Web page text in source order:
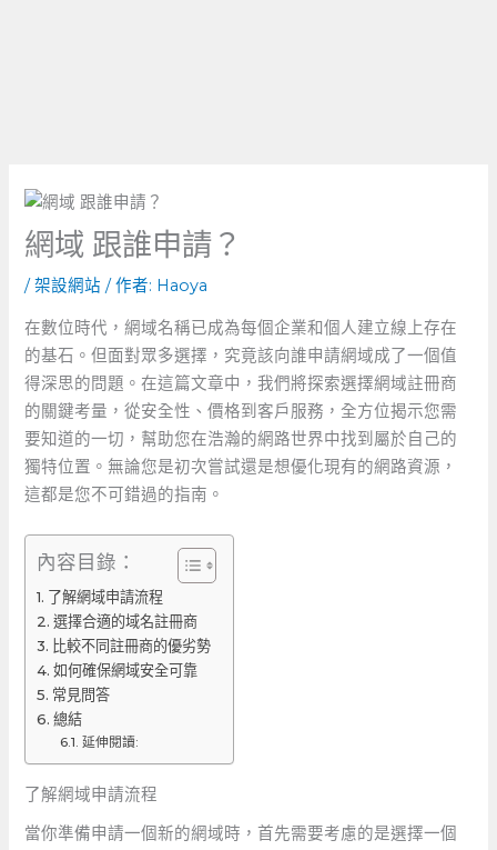
網域 跟誰申請？
/架設網站 / 作者: Haoya
在數位時代，網域名稱已成為每個企業和個人建立線上存在
的基石。但面對眾多選擇，究竟該向誰申請網域成了一個值
得深思的問題。在這篇文章中，我們將探索選擇網域註冊商
的關鍵考量，從安全性、價格到客戶服務，全方位揭示您需
要知道的一切，幫助您在浩瀚的網路世界中找到屬於自己的
獨特位置。無論您是初次嘗試還是想優化現有的網路資源，
這都是您不可錯過的指南。
內容目錄：
了解網域申請流程
選擇合適的域名註冊商
比較不同註冊商的優劣勢
如何確保網域安全可靠
常見問答
總結
延伸閱讀:
了解網域申請流程
當你準備申請一個新的網域時，首先需要考慮的是選擇一個